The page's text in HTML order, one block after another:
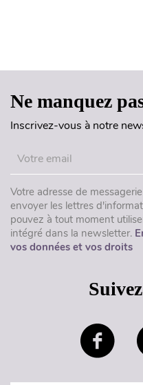
Ne manquez
Inscrivez-vous à notre
Votre adresse de
envoyer les lettres
pouvez à tout moment
intégré dans la newsletter.
vos données et vos droits